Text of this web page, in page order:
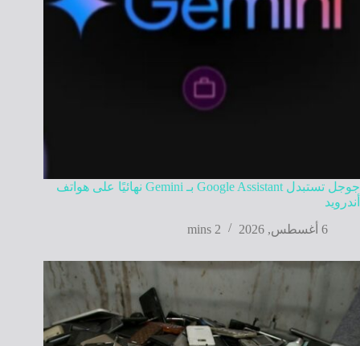
جوجل تستبدل Google Assistant بـ Gemini نهائيًا على هواتف
أندرويد
6 أغسطس, 2026
2 mins